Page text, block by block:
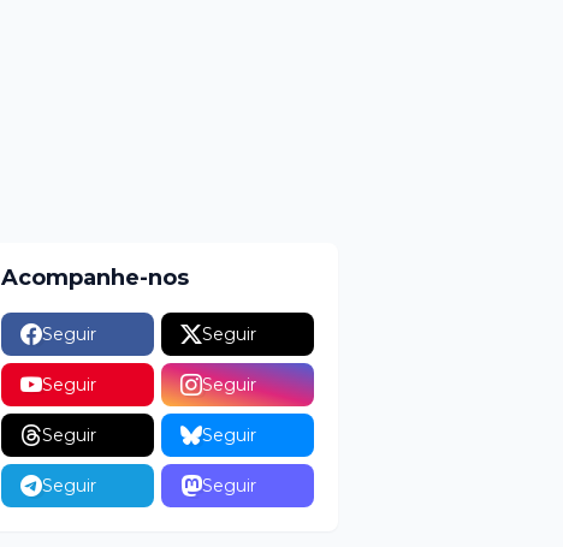
Acompanhe-nos
Seguir Seguir
Seguir Seguir
Seguir Seguir
Seguir Seguir